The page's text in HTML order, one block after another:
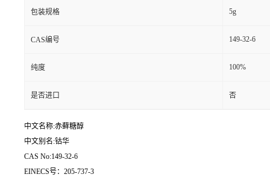
包装规格 5g
CAS编号 149-32-6
纯度 100%
是否进口 否
中文名称:赤藓糖醇
中文别名:钴华
CAS No:149-32-6
EINECS号：205-737-3